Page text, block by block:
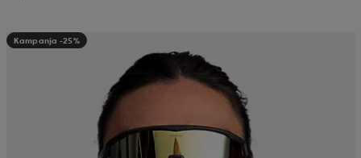
Kampanja -25%